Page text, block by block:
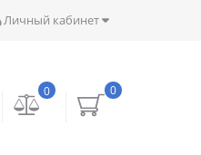
Личный кабинет
0
0